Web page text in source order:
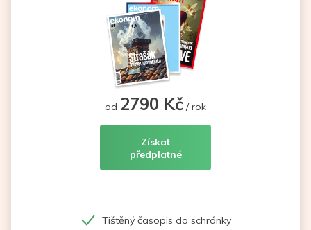
od 2790 Kč / rok
Získat
předplatné
Tištěný časopis do schránky